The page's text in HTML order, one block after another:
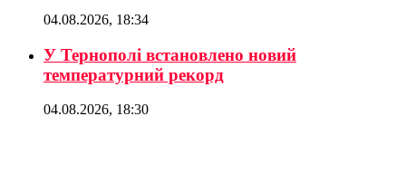
04.08.2026, 18:34
У Тернополі встановлено новий
температурний рекорд
04.08.2026, 18:30